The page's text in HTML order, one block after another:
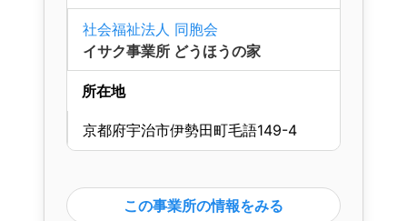
社会福祉法人 同胞会
イサク事業所 どうほうの家
所在地
京都府宇治市伊勢田町毛語149-4
この事業所の情報をみる